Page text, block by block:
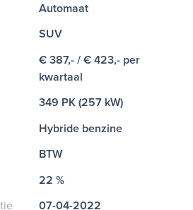
Automaat
SUV
€ 387,- / € 423,- per
kwartaal
349 PK (257 kW)
Hybride benzine
BTW
22 %
07-04-2022